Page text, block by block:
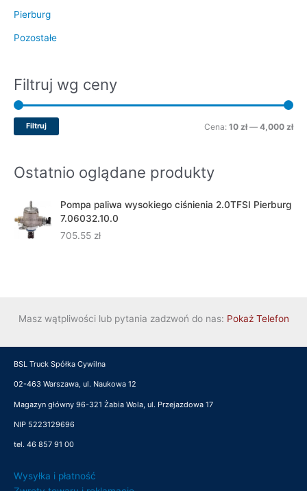
Pierburg
Pozostałe
Filtruj wg ceny
Filtruj Cena: 10 zł— 4,000 zł
Ostatnio oglądane produkty
Pompa paliwa wysokiego ciśnienia 2.0TFSI Pierburg
7.06032.10.0
705.55 zł
Masz wątpliwości lub pytania zadzwoń do nas: Pokaż Telefon
BSL Truck Spółka Cywilna
02-463 Warszawa, ul. Naukowa 12
Magazyn główny 96-321 Żabia Wola, ul. Przejazdowa 17
NIP 5223129696
tel. 46 857 91 00
Wysyłka i płatność